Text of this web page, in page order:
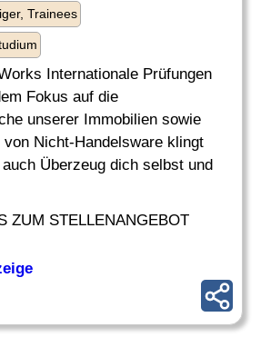
Trainees
Internationale Prüfungen
Fokus auf die
unserer Immobilien sowie
Nicht-Handelsware klingt
Überzeug dich selbst und
ZUM STELLENANGEBOT